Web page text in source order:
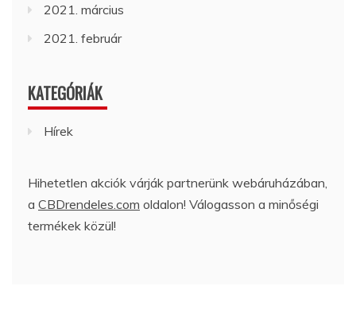
2021. március
2021. február
KATEGÓRIÁK
Hírek
Hihetetlen akciók várják partnerünk webáruházában,
a CBDrendeles.com oldalon! Válogasson a minőségi
termékek közül!